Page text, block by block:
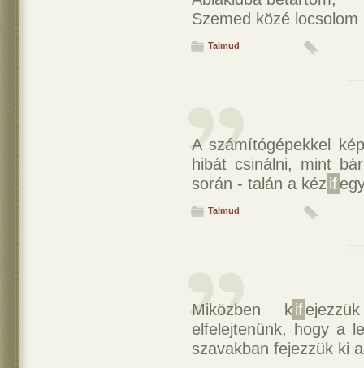
Szemed közé locsolom
Talmud
A számítógépekkel
hibát csinálni, mint
során - talán a kéz if
Talmud
Miközben kif
elfelejtenünk, hogy a
szavakban fejezzük ki